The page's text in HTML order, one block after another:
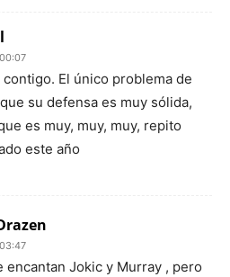
contigo. El único problema de
su defensa es muy sólida,
es muy, muy, muy, repito
este año
encantan Jokic y Murray , pero